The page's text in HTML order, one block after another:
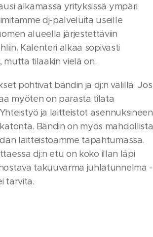
alkamassa yrityksissä ympäri
dj-palveluita useille
alueella järjestettäviin
Kalenteri alkaa sopivasti
tilaakin vielä on.
pohtivat bändin ja dj:n välillä. Jos
myöten on parasta tilata
ja laitteistot asennuksineen
Bändin on myös mahdollista
laitteistoamme tapahtumassa.
dj:n etu on koko illan läpi
takuuvarma juhlatunnelma -
tarvita.